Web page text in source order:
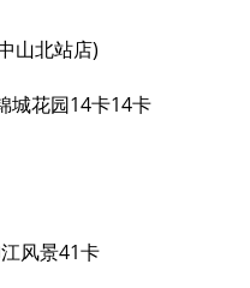
山北站店)
城花园14卡14卡
风景41卡